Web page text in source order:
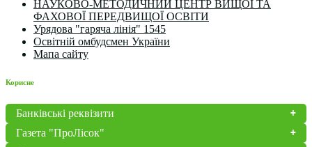
НАУКОВО-МЕТОДИЧНИЙ ЦЕНТР ВИЩОЇ ТА
ФАХОВОЇ ПЕРЕДВИЩОЇ ОСВІТИ
Урядова "гаряча лінія" 1545
Освітній омбудсмен України
Мапа сайту
Корисне
Банківські реквізити
Газета "ПроЛісок"